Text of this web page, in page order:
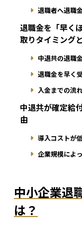
退職者へ退職
退職金を「早く
取りタイミング
中退共の退職
退職金を早く
入金までの流
中退共が確定給
由
導入コストが
企業規模によ
中小企業退
は？